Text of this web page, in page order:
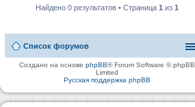
Найдено 0 результатов • Страница1 из1
Список форумов
Создано на основеphpBB® Forum Software © phpBB
Limited
Русская поддержка phpBB